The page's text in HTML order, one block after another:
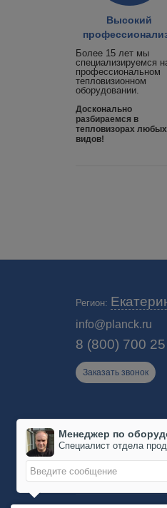
Высокий
Более 15 лет мы
специализируемся
профессиональном
тепловизионном
оборудовании.
Досконально
разбираемся в
тепловизорах любых
видов!
Регион:
info@planck.ru
8 (800) 700
Заказать звонок
Пользовательское
Информация на
параметры
Менеджер по
Специалист отдела